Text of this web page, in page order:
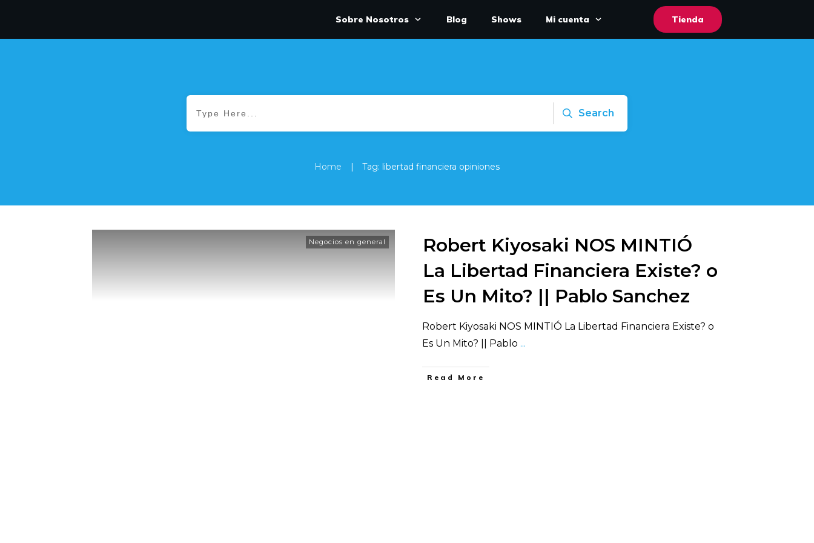
Sobre Nosotros Blog Shows Mi cuenta Tienda
Search
Home | Tag: libertad financiera opiniones
Negocios en general
Robert Kiyosaki NOS MINTIÓ
La Libertad Financiera Existe? o
Es Un Mito? || Pablo Sanchez
Robert Kiyosaki NOS MINTIÓ La Libertad Financiera Existe? o
Es Un Mito? || Pablo ...
​Read More